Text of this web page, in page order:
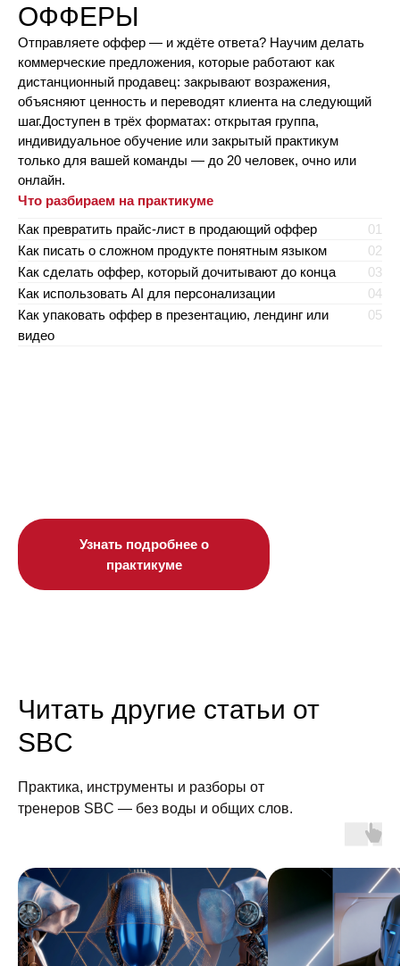
ОФФЕРЫ
Отправляете оффер — и ждёте ответа? Научим делать
коммерческие предложения, которые работают как
дистанционный продавец: закрывают возражения,
объясняют ценность и переводят клиента на следующий
шаг.Доступен в трёх форматах: открытая группа,
индивидуальное обучение или закрытый практикум
только для вашей команды — до 20 человек, очно или
онлайн.
Что разбираем на практикуме
Как превратить прайс-лист в продающий оффер
01
Как писать о сложном продукте понятным языком
02
Как сделать оффер, который дочитывают до конца
03
Как использовать AI для персонализации
04
Как упаковать оффер в презентацию, лендинг или
видео
05
Узнать подробнее о
практикуме
Читать другие статьи от
SBC
Практика, инструменты и разборы от
тренеров SBC — без воды и общих слов.